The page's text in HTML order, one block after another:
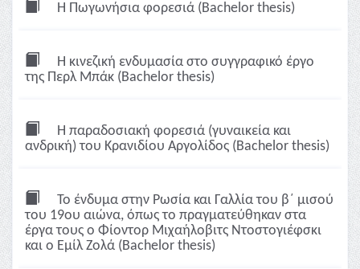
Η Πωγωνήσια φορεσιά (Bachelor thesis)
Η κινεζική ενδυμασία στο συγγραφικό έργο
της Περλ Μπάκ (Bachelor thesis)
Η παραδοσιακή φορεσιά (γυναικεία και
ανδρική) του Κρανιδίου Αργολίδος (Bachelor thesis)
Το ένδυμα στην Ρωσία και Γαλλία του β΄ μισού
του 19ου αιώνα, όπως το πραγματεύθηκαν στα
έργα τους ο Φίοντορ Μιχαήλοβιτς Ντοστογιέφσκι
και ο Εμίλ Ζολά (Bachelor thesis)